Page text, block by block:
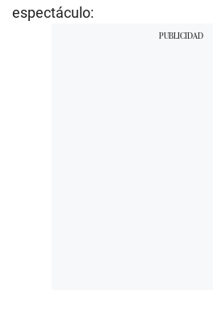
espectáculo: